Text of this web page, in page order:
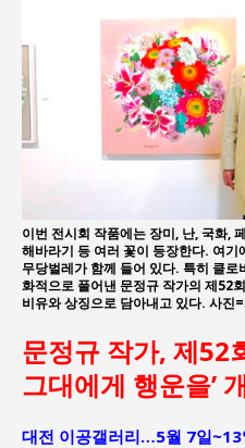
이번 전시회 작품에는 장미, 난, 국화,
해바라기 등 여러 꽃이 등장한다. 여
무당벌레가 함께 들어 있다. 특히 클로
화적으로 풀어낸 문정규 작가의 제52
비유와 상징으로 담아내고 있다. 사진
문정규 작가, 제52
그대에게 행운을’
대전 이공갤러리…5월 7일~13